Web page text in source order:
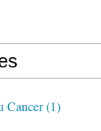
Cancer(1)